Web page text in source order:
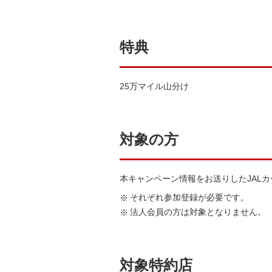
特典
25万マイル山分け
対象の方
本キャンペーン情報をお送りしたJAL
それぞれ参加登録が必要です。
法人会員の方は対象となりません。
対象特約店